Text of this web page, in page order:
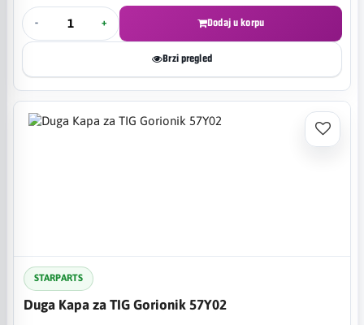
- + Dodaj u korpu
Brzi pregled
STARPARTS
Duga Kapa za TIG Gorionik 57Y02